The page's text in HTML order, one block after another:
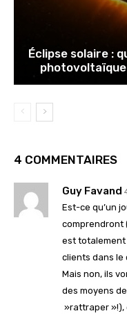
Éclipse solaire :
photovoltaïque
4 COMMENTAIRES
Guy Favand
Est-ce qu’un
comprendront
est totalement
clients dans le
Mais non, ils
des moyens
»rattraper »!),